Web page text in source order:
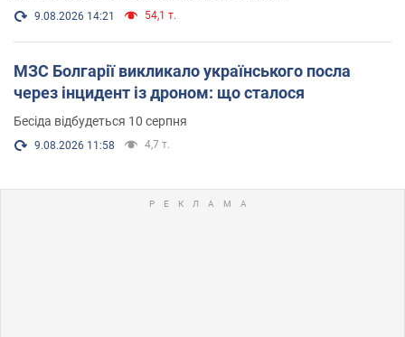
9.08.2026 14:21 54,1 т.
МЗС Болгарії викликало українського посла
через інцидент із дроном: що сталося
Бесіда відбудеться 10 серпня
9.08.2026 11:58 4,7 т.